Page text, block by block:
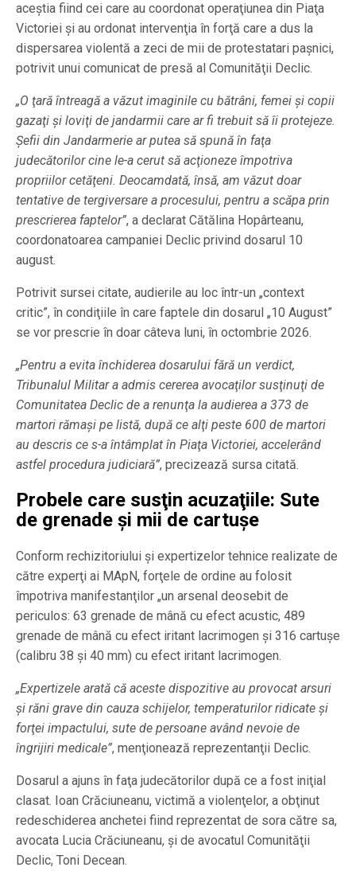
aceştia fiind cei care au coordonat operaţiunea din Piaţa
Victoriei şi au ordonat intervenţia în forţă care a dus la
dispersarea violentă a zeci de mii de protestatari paşnici,
potrivit unui comunicat de presă al Comunităţii Declic.
„O ţară întreagă a văzut imaginile cu bătrâni, femei şi copii
gazaţi şi loviţi de jandarmii care ar fi trebuit să îi protejeze.
Şefii din Jandarmerie ar putea să spună în faţa
judecătorilor cine le-a cerut să acţioneze împotriva
propriilor cetăţeni. Deocamdată, însă, am văzut doar
tentative de tergiversare a procesului, pentru a scăpa prin
prescrierea faptelor”, a declarat Cătălina Hopârteanu,
coordonatoarea campaniei Declic privind dosarul 10
august.
Potrivit sursei citate, audierile au loc într-un „context
critic”, în condiţiile în care faptele din dosarul „10 August”
se vor prescrie în doar câteva luni, în octombrie 2026.
„Pentru a evita închiderea dosarului fără un verdict,
Tribunalul Militar a admis cererea avocaţilor susţinuţi de
Comunitatea Declic de a renunţa la audierea a 373 de
martori rămaşi pe listă, după ce alţi peste 600 de martori
au descris ce s-a întâmplat în Piaţa Victoriei, accelerând
astfel procedura judiciară”, precizează sursa citată.
Probele care susţin acuzaţiile: Sute
de grenade şi mii de cartuşe
Conform rechizitoriului şi expertizelor tehnice realizate de
către experţi ai MApN, forţele de ordine au folosit
împotriva manifestanţilor „un arsenal deosebit de
periculos: 63 grenade de mână cu efect acustic, 489
grenade de mână cu efect iritant lacrimogen şi 316 cartuşe
(calibru 38 şi 40 mm) cu efect iritant lacrimogen.
„Expertizele arată că aceste dispozitive au provocat arsuri
şi răni grave din cauza schijelor, temperaturilor ridicate şi
forţei impactului, sute de persoane având nevoie de
îngrijiri medicale”, menţionează reprezentanţii Declic.
Dosarul a ajuns în faţa judecătorilor după ce a fost iniţial
clasat. Ioan Crăciuneanu, victimă a violenţelor, a obţinut
redeschiderea anchetei fiind reprezentat de sora către sa,
avocata Lucia Crăciuneanu, şi de avocatul Comunităţii
Declic, Toni Decean.